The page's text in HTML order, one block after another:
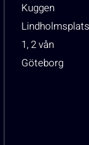
Kuggen
1, 2 vån
Göteborg